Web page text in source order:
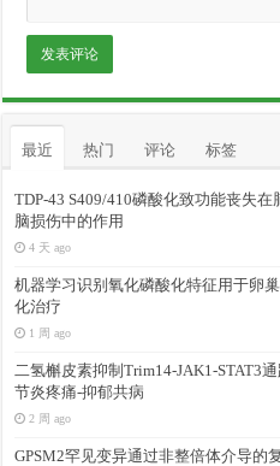
最近 热门 评论 标签
TDP-43 S409/410磷酸化致功能丧失在
脑损伤中的作用
4 天 ago
机器学习识别氧化磷酸化特征用于卵
化治疗
1 周 ago
二氢槲皮素抑制Trim14-JAK1-STAT3
节炎疼痛-抑郁共病
2 周 ago
GPSM2罕见变异通过非整倍体介导的